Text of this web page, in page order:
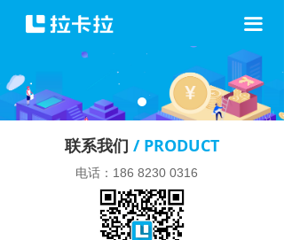
끀
联系我们 / PRODUCT
电话：186 8230 0316